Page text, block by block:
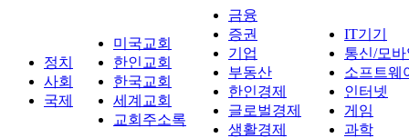
정치
사회
국제
미국교회
한인교회
한국교회
세계교회
교회주소록
금융
증권
기업
부동산
한인경제
글로벌경제
생활경제
IT기기
통신/모
소프트웨
인터넷
게임
과학